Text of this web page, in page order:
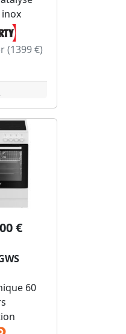
(1399 €)
€
60